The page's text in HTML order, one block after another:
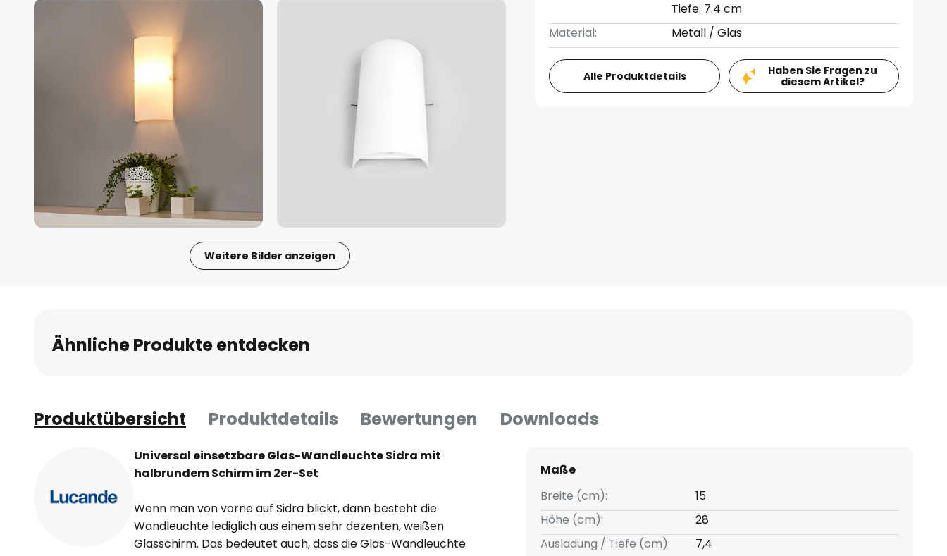
Weitere Bilder anzeigen
Bildgalerie
springen
Tiefe: 7.4 cm
Material:
Metall / Glas
Alle Produktdetails
Haben Sie Fragen zu
diesem Artikel?
Ähnliche Produkte entdecken
Produktübersicht Produktdetails Bewertungen Downloads
Universal einsetzbare Glas-Wandleuchte Sidra mit
halbrundem Schirm im 2er-Set
Wenn man von vorne auf Sidra blickt, dann besteht die
Wandleuchte lediglich aus einem sehr dezenten, weißen
Glasschirm. Das bedeutet auch, dass die Glas-Wandleuchte
Maße
Breite (cm):
15
Höhe (cm):
28
Ausladung / Tiefe (cm):
7,4